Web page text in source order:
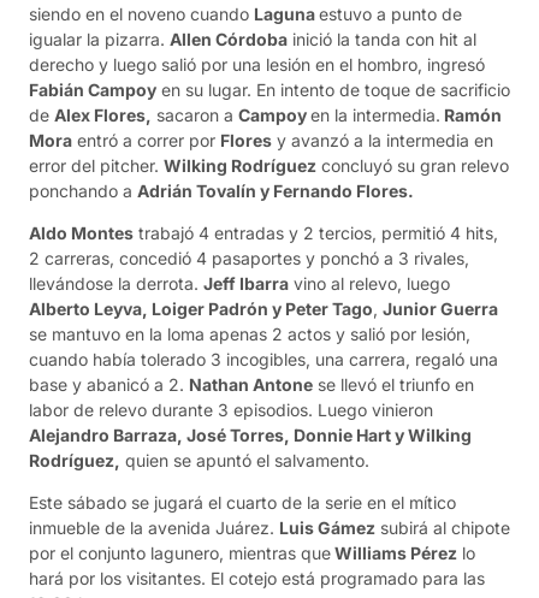
siendo en el noveno cuando Lagunaestuvo a punto de
igualar la pizarra. Allen Córdoba inició la tanda con hit al
derecho y luego salió por una lesión en el hombro, ingresó
Fabián Campoy en su lugar. En intento de toque de sacrificio
de Alex Flores, sacaron a Campoyen la intermedia. Ramón
Mora entró a correr por Flores y avanzó a la intermedia en
error del pitcher. Wilking Rodríguez concluyó su gran relevo
ponchando a Adrián Tovalín y Fernando Flores.
Aldo Montes trabajó 4 entradas y 2 tercios, permitió 4 hits,
2 carreras, concedió 4 pasaportes y ponchó a 3 rivales,
llevándose la derrota. Jeff Ibarra vino al relevo, luego
Alberto Leyva, Loiger Padrón y Peter Tago, Junior Guerra
se mantuvo en la loma apenas 2 actos y salió por lesión,
cuando había tolerado 3 incogibles, una carrera, regaló una
base y abanicó a 2. Nathan Antone se llevó el triunfo en
labor de relevo durante 3 episodios. Luego vinieron
Alejandro Barraza, José Torres, Donnie Hart y Wilking
Rodríguez, quien se apuntó el salvamento.
Este sábado se jugará el cuarto de la serie en el mítico
inmueble de la avenida Juárez. Luis Gámez subirá al chipote
por el conjunto lagunero, mientras queWilliams Pérez lo
hará por los visitantes. El cotejo está programado para las